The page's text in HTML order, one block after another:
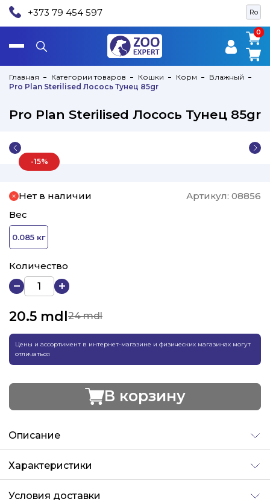
Ro
+373 79 454 597
0
0
Главная Категории товаров Кошки Корм
Влажный
Pro Plan Sterilised Лосось Тунец 85gr
Pro Plan Sterilised Лосось Тунец 85gr
-15%
Нет в наличии Артикул: 08856
Вес
0.085 кг
Количество
20.5 mdl24 mdl
Цены и ассортимент в интернет-магазине и физических магазинах могут
отличаться
В корзину
Описание
Характеристики
Условия доставки